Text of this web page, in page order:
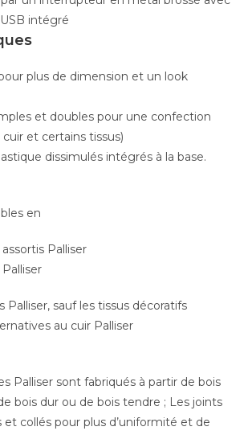
intégré
plus de dimension et un look
et doubles pour une confection
cuir et certains tissus)
dissimulés intégrés à la base.
en
Palliser
Palliser, sauf les tissus décoratifs
au cuir Palliser
Palliser sont fabriqués à partir de bois
bois dur ou de bois tendre ; Les joints
et collés pour plus d’uniformité et de